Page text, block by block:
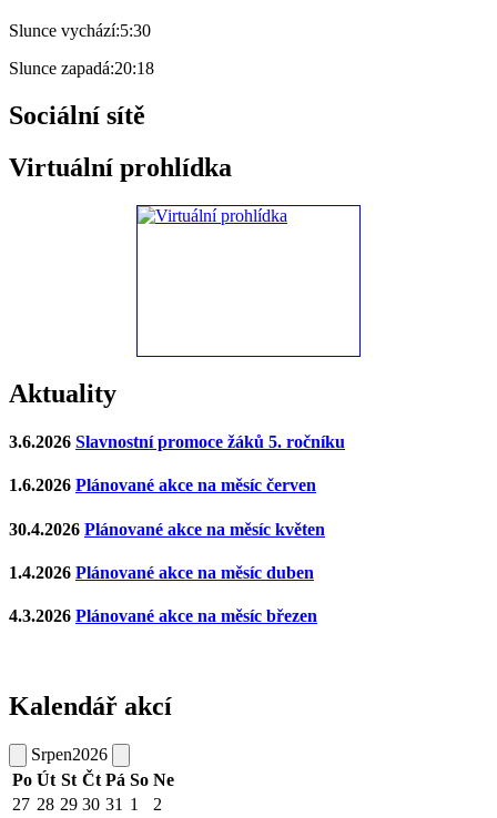
Slunce vychází:5:30
Slunce zapadá:20:18
Sociální sítě
Virtuální prohlídka
Aktuality
3.6.2026 Slavnostní promoce žáků 5. ročníku
1.6.2026 Plánované akce na měsíc červen
30.4.2026 Plánované akce na měsíc květen
1.4.2026 Plánované akce na měsíc duben
4.3.2026 Plánované akce na měsíc březen
Kalendář akcí
Srpen2026
Po Út St Čt Pá So Ne
27 28 29 30 31 1
2